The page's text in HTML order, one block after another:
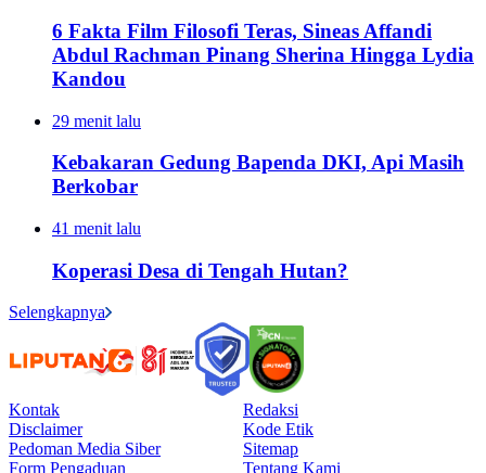
6 Fakta Film Filosofi Teras, Sineas Affandi
Abdul Rachman Pinang Sherina Hingga Lydia
Kandou
29 menit lalu
Kebakaran Gedung Bapenda DKI, Api Masih
Berkobar
41 menit lalu
Koperasi Desa di Tengah Hutan?
Selengkapnya
Kontak
Redaksi
Disclaimer
Kode Etik
Pedoman Media Siber
Sitemap
Form Pengaduan
Tentang Kami